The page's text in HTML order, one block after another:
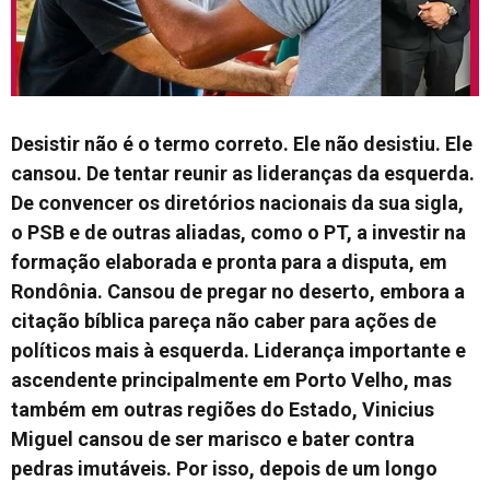
Desistir não é o termo correto. Ele não desistiu. Ele
cansou. De tentar reunir as lideranças da esquerda.
De convencer os diretórios nacionais da sua sigla,
o PSB e de outras aliadas, como o PT, a investir na
formação elaborada e pronta para a disputa, em
Rondônia. Cansou de pregar no deserto, embora a
citação bíblica pareça não caber para ações de
políticos mais à esquerda. Liderança importante e
ascendente principalmente em Porto Velho, mas
também em outras regiões do Estado, Vinicius
Miguel cansou de ser marisco e bater contra
pedras imutáveis. Por isso, depois de um longo